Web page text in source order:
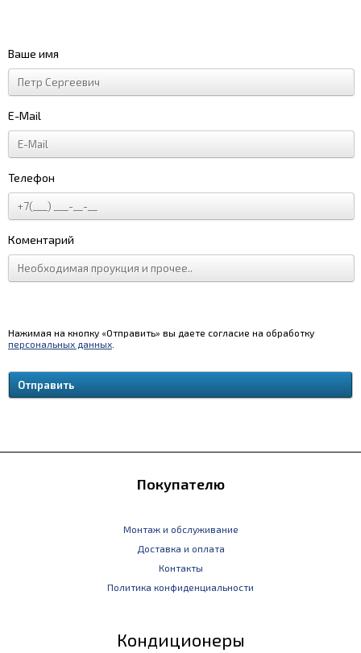
Ваше имя
E-Mail
Телефон
Коментарий
Нажимая на кнопку «Отправить» вы даете согласие на обработку
персональных данных
Покупателю
Монтаж и обслуживание
Доставка и оплата
Контакты
Политика конфиденциальности
Кондиционеры